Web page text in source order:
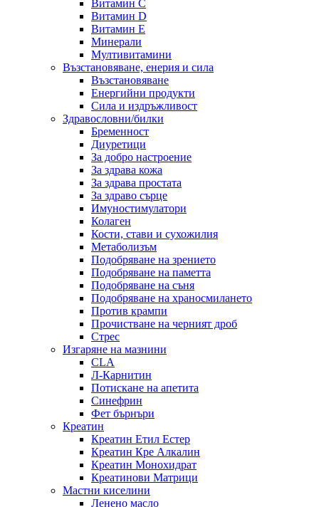
Витамин C
Витамин D
Витамин E
Минерали
Мултивитамини
Възстановяване, енерия и сила
Възстановяване
Енергийни продукти
Сила и издръжливост
Здравословни/билки
Бременност
Диуретици
За добро настроение
За здрава кожа
За здрава простата
За здраво сърце
Имуностимулатори
Колаген
Кости, стави и сухожилия
Метаболизъм
Подобряване на зрението
Подобряване на паметта
Подобряване на съня
Подобряване на храносмилането
Против крампи
Прочистване на черният дроб
Стрес
Изгаряне на мазнини
CLA
Л-Карнитин
Потискане на апетита
Синефрин
Фет бърнъри
Креатин
Креатин Етил Естер
Креатин Кре Алкалин
Креатин Монохидрат
Креатинови Матрици
Мастни киселини
Ленено масло